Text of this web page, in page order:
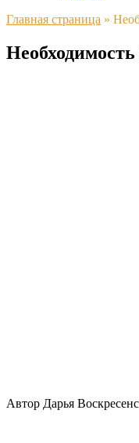
Главная страница »
Автор Дарья